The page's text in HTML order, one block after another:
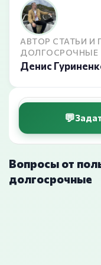
АВТОР СТАТЬИ
ДОЛГОСРОЧНЫЕ
Денис
Вопросы от
долгосрочные